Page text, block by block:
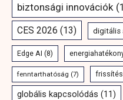
biztonsági innovációk
CES 2026 (13) digitális
Edge AI (8)
fenntarthatóság (7) frissítés
globális kapcsolódás (11)